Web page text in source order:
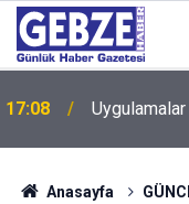
17:08 Uygulamalar
16:13 Geniz eti
Anasayfa